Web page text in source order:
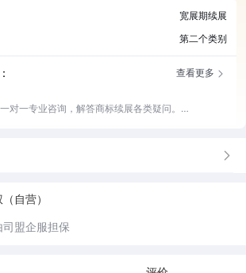
宽展期续展
第二个类别
查看更多
对一专业咨询，解答商标续展各类疑问。
自营）
盟企服担保